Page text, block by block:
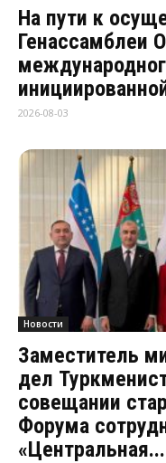
На пути к
Генассамблеи
2026-08-03
Новости
Заместитель
дел
совещании
Форума
«Центральная...